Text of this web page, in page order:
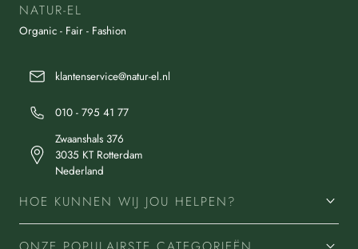
NATUR-EL
Organic - Fair - Fashion
klantenservice@natur-el.nl
010 - 795 41 77
Zwaanshals 376
3035 KT Rotterdam
Nederland
HOE KUNNEN WIJ JOU HELPEN?